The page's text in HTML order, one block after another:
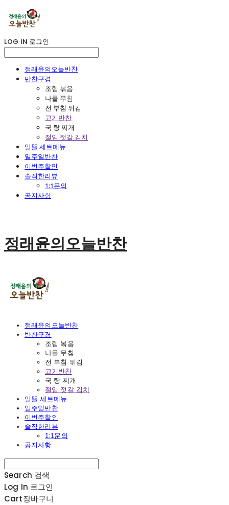
LOG IN 로그인
정래윤의오늘반찬
반찬구경
조림 볶음
나물 무침
전 부침 튀김
고기반찬
국 탕 찌개
절임 젓갈 김치
알뜰 세트메뉴
일주일반찬
이번주할인
솔직한리뷰
1:1문의
공지사항
정래윤의오늘반찬
정래윤의오늘반찬
반찬구경
조림 볶음
나물 무침
전 부침 튀김
고기반찬
국 탕 찌개
절임 젓갈 김치
알뜰 세트메뉴
일주일반찬
이번주할인
솔직한리뷰
1:1문의
공지사항
Search 검색
Log In 로그인
Cart장바구니